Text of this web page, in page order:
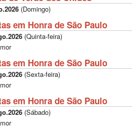
(Domingo)
em Honra de São Paulo
(Quinta-feira)
em Honra de São Paulo
(Sexta-feira)
em Honra de São Paulo
(Sábado)